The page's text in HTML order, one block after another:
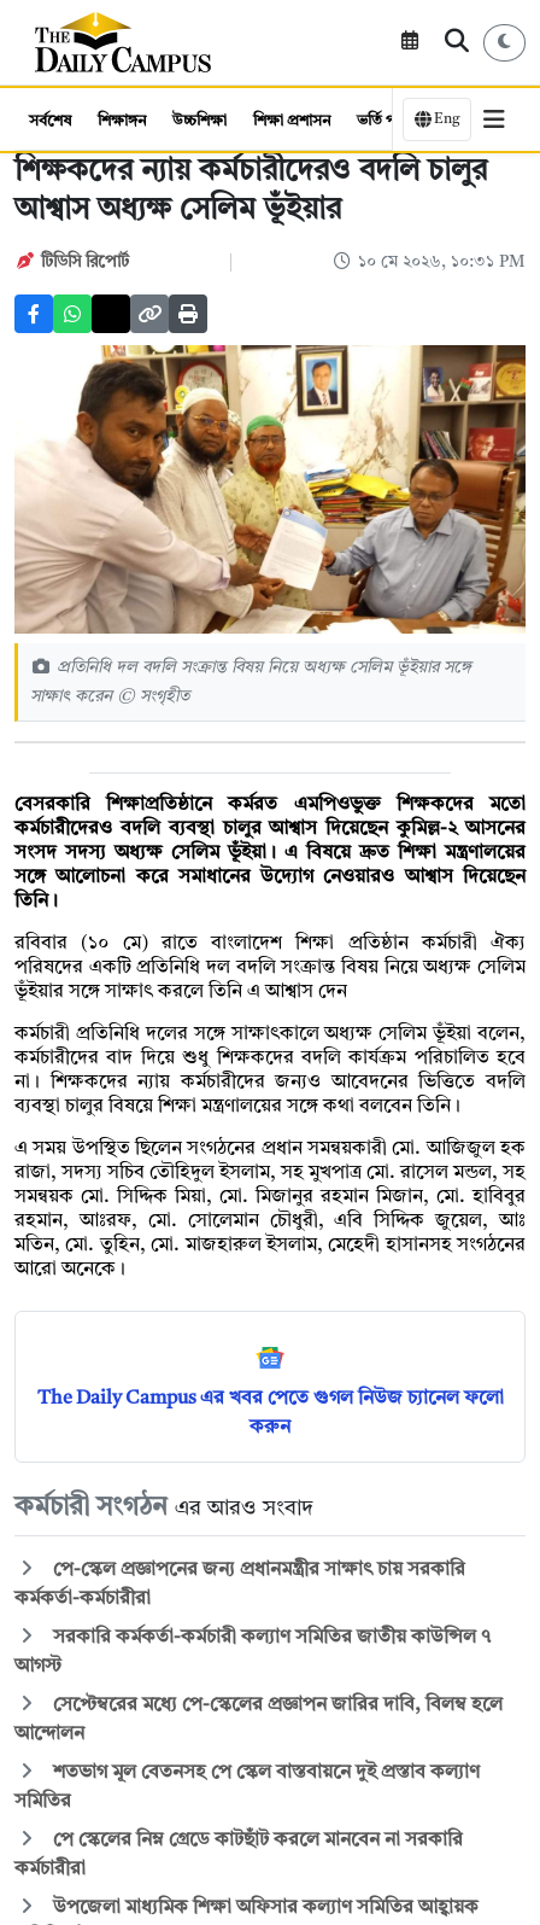
সর্বশেষ শিক্ষাঙ্গন উচ্চশিক্ষা শিক্ষা প্রশাসন ভর্তি পরীক্ষা কর্মসংস্থান
Eng
শিক্ষকদের ন্যায় কর্মচারীদেরও বদলি চালুর
আশ্বাস অধ্যক্ষ সেলিম ভূঁইয়ার
টিডিসি রিপোর্ট ১০ মে ২০২৬, ১০:৩১ PM
প্রতিনিধি দল বদলি সংক্রান্ত বিষয় নিয়ে অধ্যক্ষ সেলিম ভূঁইয়ার সঙ্গে
সাক্ষাৎ করেন © সংগৃহীত
বেসরকারি শিক্ষাপ্রতিষ্ঠানে কর্মরত এমপিওভুক্ত শিক্ষকদের মতো
কর্মচারীদেরও বদলি ব্যবস্থা চালুর আশ্বাস দিয়েছেন কুমিল্ল-২ আসনের
সংসদ সদস্য অধ্যক্ষ সেলিম ভূঁইয়া। এ বিষয়ে দ্রুত শিক্ষা মন্ত্রণালয়ের
সঙ্গে আলোচনা করে সমাধানের উদ্যোগ নেওয়ারও আশ্বাস দিয়েছেন
তিনি।
রবিবার (১০ মে) রাতে বাংলাদেশ শিক্ষা প্রতিষ্ঠান কর্মচারী ঐক্য
পরিষদের একটি প্রতিনিধি দল বদলি সংক্রান্ত বিষয় নিয়ে অধ্যক্ষ সেলিম
ভূঁইয়ার সঙ্গে সাক্ষাৎ করলে তিনি এ আশ্বাস দেন
কর্মচারী প্রতিনিধি দলের সঙ্গে সাক্ষাৎকালে অধ্যক্ষ সেলিম ভূঁইয়া বলেন,
কর্মচারীদের বাদ দিয়ে শুধু শিক্ষকদের বদলি কার্যক্রম পরিচালিত হবে
না। শিক্ষকদের ন্যায় কর্মচারীদের জন্যও আবেদনের ভিত্তিতে বদলি
ব্যবস্থা চালুর বিষয়ে শিক্ষা মন্ত্রণালয়ের সঙ্গে কথা বলবেন তিনি।
এ সময় উপস্থিত ছিলেন সংগঠনের প্রধান সমন্বয়কারী মো. আজিজুল হক
রাজা, সদস্য সচিব তৌহিদুল ইসলাম, সহ মুখপাত্র মো. রাসেল মন্ডল, সহ
সমন্বয়ক মো. সিদ্দিক মিয়া, মো. মিজানুর রহমান মিজান, মো. হাবিবুর
রহমান, আঃরফ, মো. সোলেমান চৌধুরী, এবি সিদ্দিক জুয়েল, আঃ
মতিন, মো. তুহিন, মো. মাজহারুল ইসলাম, মেহেদী হাসানসহ সংগঠনের
আরো অনেকে।
The Daily Campus এর খবর পেতে গুগল নিউজ চ্যানেল ফলো
করুন
কর্মচারী সংগঠন এর আরও সংবাদ
পে-স্কেল প্রজ্ঞাপনের জন্য প্রধানমন্ত্রীর সাক্ষাৎ চায় সরকারি
কর্মকর্তা-কর্মচারীরা
সরকারি কর্মকর্তা-কর্মচারী কল্যাণ সমিতির জাতীয় কাউন্সিল ৭
আগস্ট
সেপ্টেম্বরের মধ্যে পে-স্কেলের প্রজ্ঞাপন জারির দাবি, বিলম্ব হলে
আন্দোলন
শতভাগ মূল বেতনসহ পে স্কেল বাস্তবায়নে দুই প্রস্তাব কল্যাণ
সমিতির
পে স্কেলের নিম্ন গ্রেডে কাটছাঁট করলে মানবেন না সরকারি
কর্মচারীরা
উপজেলা মাধ্যমিক শিক্ষা অফিসার কল্যাণ সমিতির আহ্বায়ক